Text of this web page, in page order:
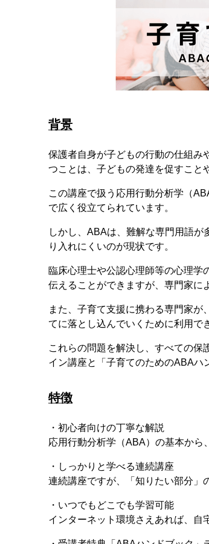
背景
保護者自身が子どもの行動の仕組み
つことは、子どもの発達を促すこと
この講座で扱う応用行動分析学（
で広く役立てられています。
しかし、ABAは、難解な専門用語
り入れにくいのが現状です。
臨床心理士や公認心理師等の心理学
伝えることができますが、専門家に
また、子育て支援に携わる専門家
てに落とし込んでいくために利用で
これらの問題を解決し、すべての保
イン講座と「子育てのためのABAハ
特徴
・初心者向けの丁寧な解説
応用行動分析学（ABA）の基本から
・しっかりと学べる連続講座
連続講座ですが、「知りたい部分」
・いつでもどこでも学習可能
インターネット環境さえあれば、自